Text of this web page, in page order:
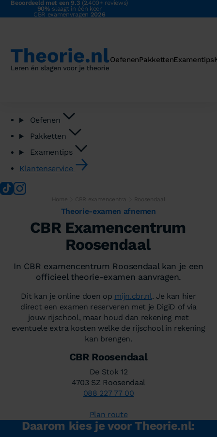
Beoordeeld met een 9.3 (2.400+ reviews)
90% slaagt in één keer
CBR examenvragen 2026
OefenenPakkettenExamentips
Oefenen
Pakketten
Examentips
Klantenservice
Home CBR examencentra Roosendaal
Theorie-examen afnemen
CBR Examencentrum
Roosendaal
In CBR examencentrum Roosendaal kan je een
officieel theorie-examen aanvragen.
Dit kan je online doen op mijn.cbr.nl. Je kan hier
direct een examen reserveren met je DigiD of via
jouw rijschool, maar houd dan rekening met
eventuele extra kosten welke de rijschool in rekening
kan brengen.
CBR Roosendaal
De Stok 12
4703 SZ Roosendaal
088 227 77 00
Plan route
Daarom kies je voor Theorie.nl: